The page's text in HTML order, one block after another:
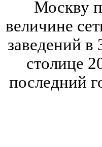
Москву
величине
заведений в
столице
последний